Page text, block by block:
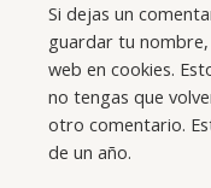
Si dejas un
guardar tu
web en cookies.
no tengas que
otro comentario.
de un año.